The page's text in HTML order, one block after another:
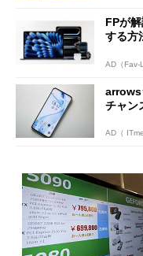
FPが
する方
AD（Fav-
arrows
チャン
AD（